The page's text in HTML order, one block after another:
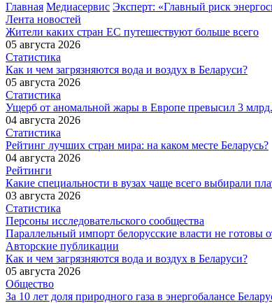
Главная Медиасервис Эксперт: «Главный риск
Лента новостей
Жители каких стран ЕС путешествуют больше всего
05 августа 2026
Статистика
Как и чем загрязняются вода и воздух в Беларуси?
05 августа 2026
Статистика
Ущерб от аномальной жары в Европе превысил 3
04 августа 2026
Статистика
Рейтинг лучших стран мира: на каком месте Беларусь?
04 августа 2026
Рейтинги
Какие специальности в вузах чаще всего выбирали
03 августа 2026
Статистика
Персоны исследовательского сообщества
Параллельный импорт белорусские власти не готовы
Авторские публикации
Как и чем загрязняются вода и воздух в Беларуси?
05 августа 2026
Общество
За 10 лет доля природного газа в энергобалансе